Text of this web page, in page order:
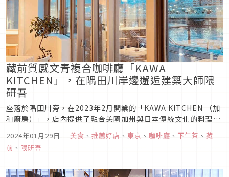
藏前質感文青複合咖啡廳「KAWA
KITCHEN」，在隅田川岸邊邂逅建築大師隈
研吾
座落於隅田川旁，在2023年2月開業的「KAWA KITCHEN （加
和廚房）」，店內提供了融合美國加州與日本傳統文化的料理與
飲品，因此取加利福尼亞州的「加（KA)」與日本「和(WA)」，
組合為KAWA，而KAWA也剛好是日文河川的發音。其經營理念
是希望透過「食物」來推廣永續發展，建立一個飲食友善空...
2024年01月29日 ｜ 美食 、 推薦好店 、 東京 、 咖啡廳 、 下午茶 、 藏
前 、 隈研吾